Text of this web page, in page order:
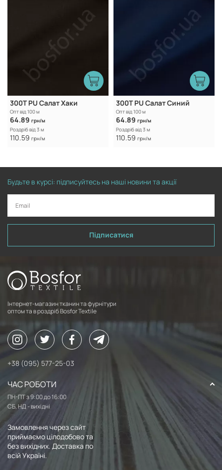
300Т PU Салат Хаки
Опт від 100 м
64.89 грн/м
Роздріб від 3 м
110.59 грн/м
300Т PU Салат Синий
Опт від 100 м
64.89 грн/м
Роздріб від 3 м
110.59 грн/м
Будьте в курсі: підписуйтесь на наші новини та акції
Підписатися
Інтернет-магазин тканин та фурнітури
оптом та в роздріб Bosfor Textile
+38 (095) 577-25-03
ЧАС РОБОТИ
ПН-ПТ з 9:00 до 16:00
СБ, НД - вихідні
Замовлення через сайт
приймаємо цілодобово та
без вихідних. Доставка по
всій Україні.